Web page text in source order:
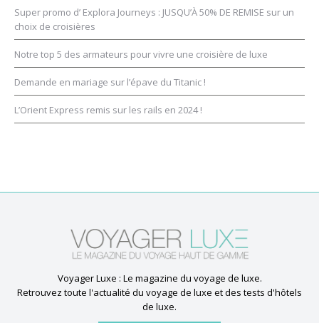
Super promo d’ Explora Journeys : JUSQU’À 50% DE REMISE sur un
choix de croisières
Notre top 5 des armateurs pour vivre une croisière de luxe
Demande en mariage sur l’épave du Titanic !
L’Orient Express remis sur les rails en 2024 !
Voyager Luxe : Le magazine du voyage de luxe.
Retrouvez toute l'actualité du voyage de luxe et des tests d'hôtels
de luxe.